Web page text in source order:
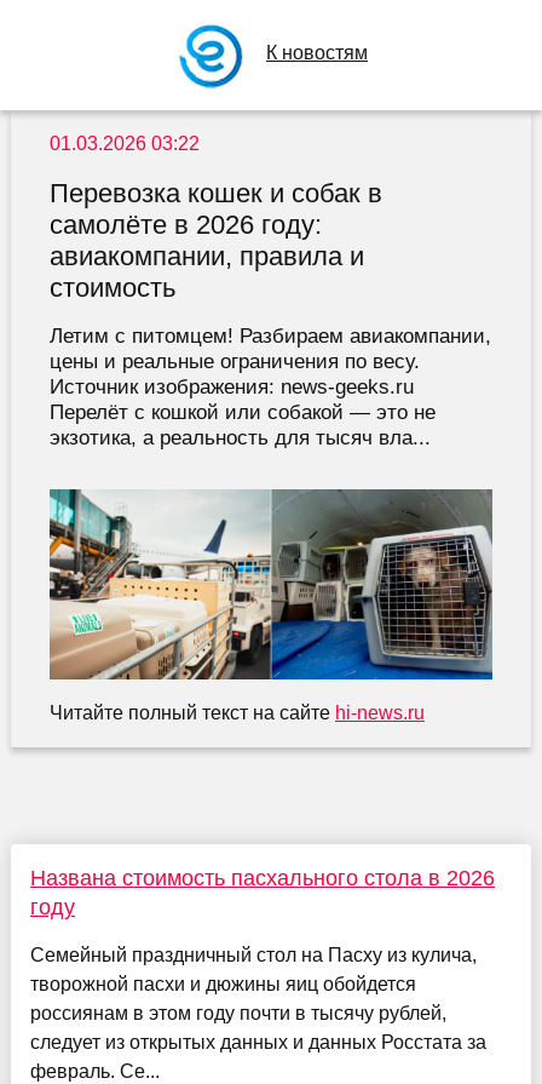
К новостям
01.03.2026 03:22
Перевозка кошек и собак в
самолёте в 2026 году:
авиакомпании, правила и
стоимость
Летим с питомцем! Разбираем авиакомпании,
цены и реальные ограничения по весу.
Источник изображения: news-geeks.ru
Перелёт с кошкой или собакой — это не
экзотика, а реальность для тысяч вла...
Читайте полный текст на сайте hi-news.ru
Названа стоимость пасхального стола в 2026
году
Семейный праздничный стол на Пасху из кулича,
творожной пасхи и дюжины яиц обойдется
россиянам в этом году почти в тысячу рублей,
следует из открытых данных и данных Росстата за
февраль. Се...